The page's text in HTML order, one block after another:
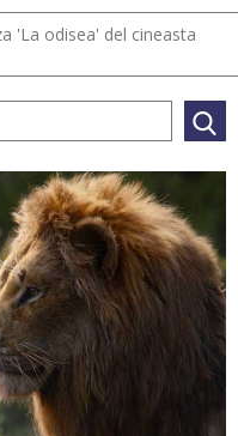
'La odisea' del cineasta